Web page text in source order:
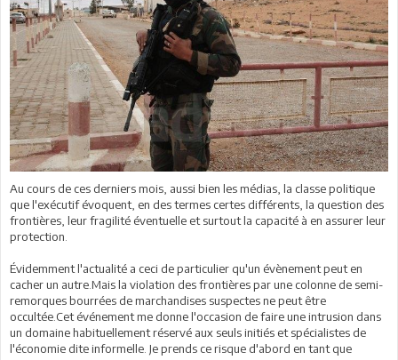
Au cours de ces derniers mois, aussi bien les médias, la classe politique
que l'exécutif évoquent, en des termes certes différents, la question des
frontières, leur fragilité éventuelle et surtout la capacité à en assurer leur
protection.
Évidemment l'actualité a ceci de particulier qu'un évènement peut en
cacher un autre.Mais la violation des frontières par une colonne de semi-
remorques bourrées de marchandises suspectes ne peut être
occultée.Cet événement me donne l'occasion de faire une intrusion dans
un domaine habituellement réservé aux seuls initiés et spécialistes de
l'économie dite informelle. Je prends ce risque d'abord en tant que